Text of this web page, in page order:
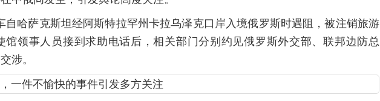
哈萨克斯坦经阿斯特拉罕州卡拉乌泽克口岸入境俄罗斯时遇阻，被注销旅游
馆领事人员接到求助电话后，相关部门分别约见俄罗斯外交部、联邦边防总
涉。